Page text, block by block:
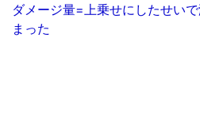
ダメージ量=上乗せにしたせい
まった